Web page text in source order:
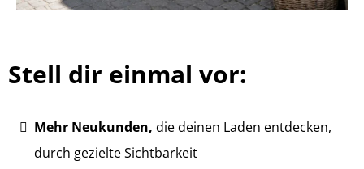
Stell dir einmal vor:
Mehr Neukunden, die deinen Laden entdecken,
durch gezielte Sichtbarkeit